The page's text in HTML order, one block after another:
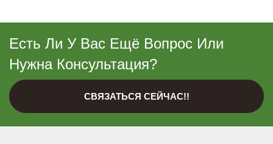
Есть Ли У Вас Ещё Вопрос Или
Нужна Консультация?
СВЯЗАТЬСЯ СЕЙЧАС!!